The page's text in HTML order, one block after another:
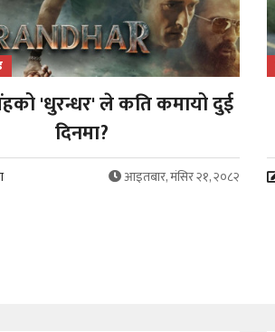
'धुरन्धर' ले कति कमायो दुई
दिनमा?
आइतबार, मंसिर २१, २०८२